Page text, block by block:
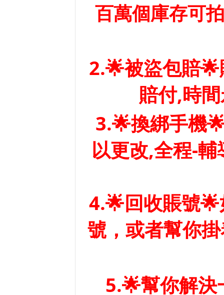
百萬個庫存可
2.🌟被盜包賠
賠付,時
3.🌟換綁手機
以更改,全程-
4.🌟回收賬號
號，或者幫你
5.🌟幫你解